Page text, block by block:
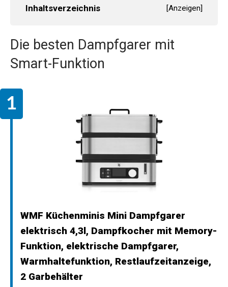
Inhaltsverzeichnis [Anzeigen]
Die besten Dampfgarer mit
Smart-Funktion
WMF Küchenminis Mini Dampfgarer
elektrisch 4,3l, Dampfkocher mit Memory-
Funktion, elektrische Dampfgarer,
Warmhaltefunktion, Restlaufzeitanzeige,
2 Garbehälter